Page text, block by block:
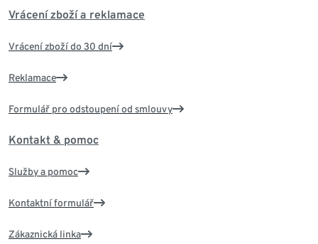
Vrácení zboží a reklamace
Vrácení zboží do 30 dní
Reklamace
Formulář pro odstoupení od smlouvy
Kontakt & pomoc
Služby a pomoc
Kontaktní formulář
Zákaznická linka